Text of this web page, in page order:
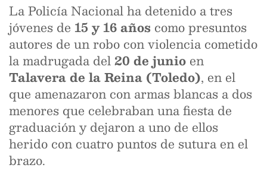
La Policía Nacional ha detenido a tres
jóvenes de 15 y 16 años como presuntos
autores de un robo con violencia cometido
la madrugada del20 de junio en
Talavera de la Reina (Toledo), en el
que amenazaron con armas blancas a dos
menores que celebraban una fiesta de
graduación y dejaron a uno de ellos
herido con cuatro puntos de sutura en el
brazo.